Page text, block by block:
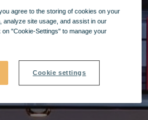
agree to the storing of cookies on your
analyze site usage, and assist in our
"Cookie-Settings" to manage your
Cookie settings